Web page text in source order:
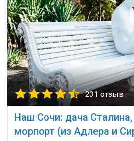
231 отзыв
Наш Сочи: дача Сталина,
морпорт (из Адлера и